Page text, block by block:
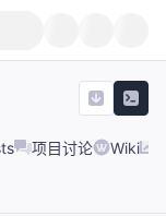
项目讨论 Wiki